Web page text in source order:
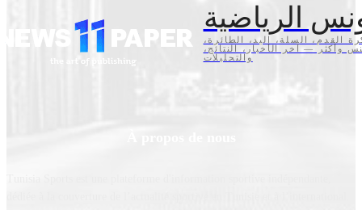
الرياضية
القدم، السلة، اليد، الطائرة،
وأكثر — آخر الأخبار، النتائج،
والتحليلات